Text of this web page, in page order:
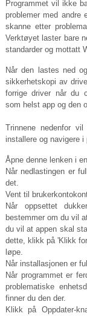
Programmet vil ikke
problemer med andre
skanne etter
Verktøyet laster bare
standarder og mottatt
Når den lastes ned
sikkerhetskopi av
forrige driver når du
som helst app og den
Trinnene nedenfor
installere og navigere i
Åpne denne lenken i
Når nedlastingen er
det.
Vent til
Når oppsettet
bestemmer om du vil
du vil at appen skal
dette, klikk på 'Klikk
løpe.
Når installasjonen er
Når programmet er
problematiske
finner du den der.
Klikk på Oppdater-